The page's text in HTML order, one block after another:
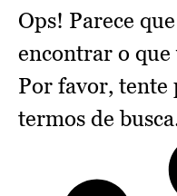
Ops! Parece
encontrar o que
Por favor, tente
termos de